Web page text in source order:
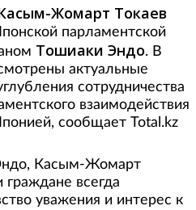
Жомарт Токаев
парламентской
Тошиаки Эндо. В
актуальные
сотрудничества
взаимодействия
сообщает Total.kz
Касым-Жомарт
граждане всегда
уважения и интерес к